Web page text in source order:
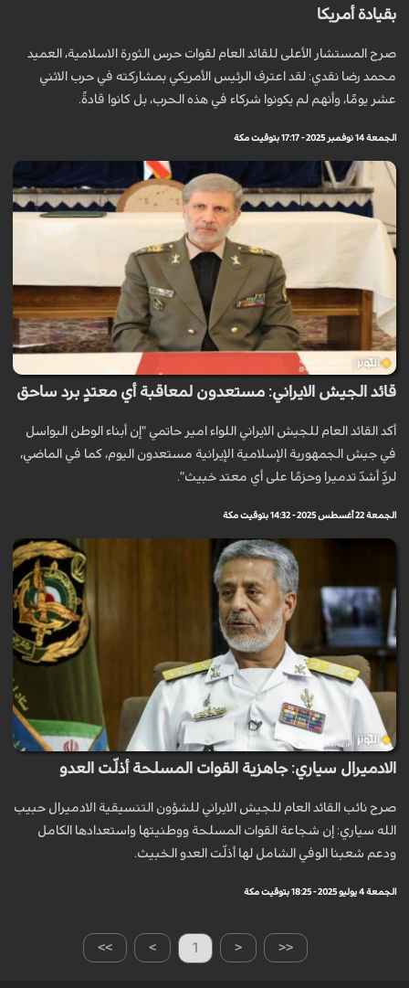
بقيادة أمريكا
صرح المستشار الأعلى للقائد العام لقوات حرس الثورة الاسلامية، العميد
محمد رضا نقدي: لقد اعترف الرئيس الأمريكي بمشاركته في حرب الاثني
عشر يومًا، وأنهم لم يكونوا شركاء في هذه الحرب، بل كانوا قادةً.
الجمعة 14 نوفمبر 2025 - 17:17 بتوقيت مكة
قائد الجيش الايراني:‌ مستعدون لمعاقبة أي معتدٍ برد ساحق
أكد القائد العام للجيش الايراني اللواء امير حاتمي "إن أبناء الوطن البواسل
في جيش الجمهورية الإسلامية الإيرانية مستعدون اليوم، كما في الماضي،
لردٍّ أشدّ تدميرا وحزمًا على أي معتد خبيث".
الجمعة 22 أغسطس 2025 - 14:32 بتوقيت مكة
الادميرال سياري: جاهزية القوات المسلحة أذلّت العدو
صرح نائب القائد العام للجيش الايراني للشؤون التنسيقية الادميرال حبيب
الله سياري: إن شجاعة القوات المسلحة ووطنيتها واستعدادها الكامل
ودعم شعبنا الوفي الشامل لها أذلّت العدو الخبيث.
الجمعة 4 يوليو 2025 - 18:25 بتوقيت مكة
>> > 1 < <<